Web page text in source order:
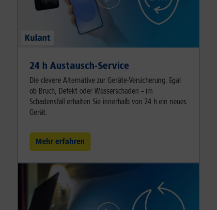
24 h Austausch-Service
Die clevere Alternative zur Geräte-Versicherung. Egal
ob Bruch, Defekt oder Wasserschaden – im
Schadensfall erhalten Sie innerhalb von 24 h ein neues
Gerät.
Mehr erfahren